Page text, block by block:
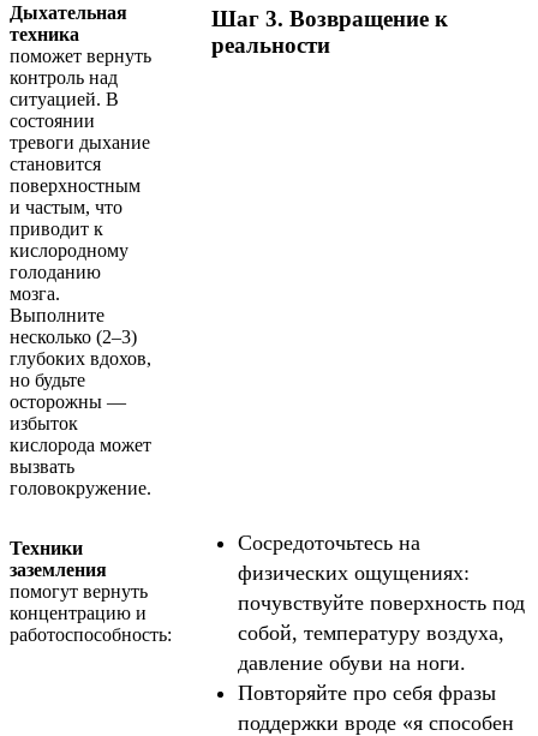
Дыхательная
техника
поможет вернуть
контроль над
ситуацией. В
состоянии
тревоги дыхание
становится
поверхностным
и частым, что
приводит к
кислородному
голоданию
мозга.
Выполните
несколько (2–3)
глубоких вдохов,
но будьте
осторожны —
избыток
кислорода может
вызвать
головокружение.
Шаг 3. Возвращение к
реальности
Техники
заземления
помогут вернуть
концентрацию и
работоспособность:
Сосредоточьтесь на
физических ощущениях:
почувствуйте поверхность под
собой, температуру воздуха,
давление обуви на ноги.
Повторяйте про себя фразы
поддержки вроде «я способен